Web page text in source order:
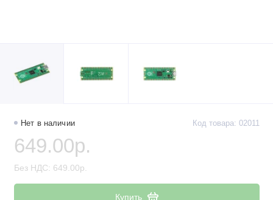
Нет в наличии Код товара: 02011
649.00р.
Без НДС: 649.00р.
Купить